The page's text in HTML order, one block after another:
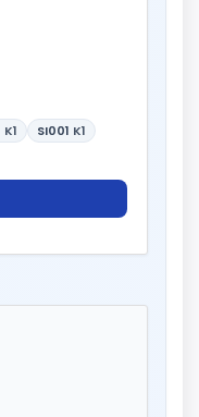
K1 SI001 K1